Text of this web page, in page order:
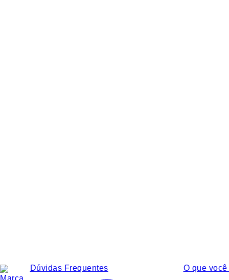
Dúvidas Frequentes O que